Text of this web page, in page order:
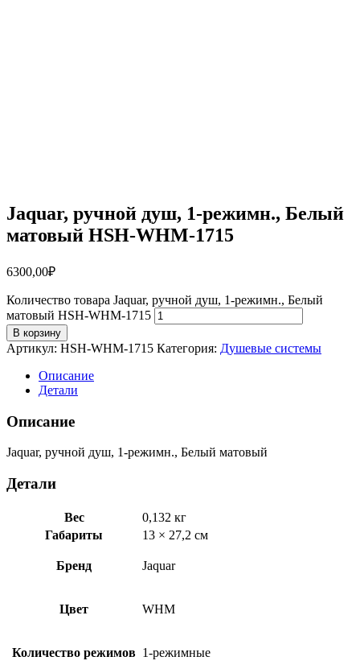
Jaquar, ручной душ, 1-режимн., Белый
матовый HSH-WHM-1715
6300,00₽
Количество товара Jaquar, ручной душ, 1-режимн., Белый
матовый HSH-WHM-1715
В корзину
Артикул: HSH-WHM-1715 Категория: Душевые системы
Описание
Детали
Описание
Jaquar, ручной душ, 1-режимн., Белый матовый
Детали
Вес
0,132 кг
Габариты
13 × 27,2 см
Бренд Jaquar
Цвет WHM
Количество режимов 1-режимные